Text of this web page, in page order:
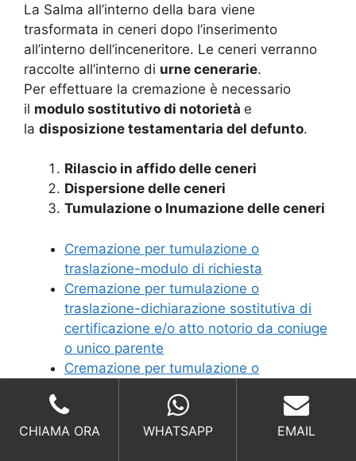
La Salma all’interno della bara viene
trasformata in ceneri dopo l’inserimento
all’interno dell’inceneritore. Le ceneri verranno
raccolte all’interno di urne cenerarie.
Per effettuare la cremazione è necessario
il modulo sostitutivo di notorietà e
la disposizione testamentaria del defunto.
Rilascio in affido delle ceneri
Dispersione delle ceneri
Tumulazione o Inumazione delle ceneri
Cremazione per tumulazione o
traslazione-modulo di richiesta
Cremazione per tumulazione o
traslazione-dichiarazione sostitutiva di
certificazione e/o atto notorio da coniuge
o unico parente
Cremazione per tumulazione o
atto notorio da altri parenti
Cremazione per affidamento e
CHIAMA ORA WHATSAPP EMAIL